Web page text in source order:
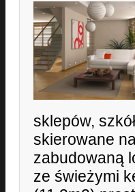
sklepów,
skierowane
zabudowaną
ze świeżymi